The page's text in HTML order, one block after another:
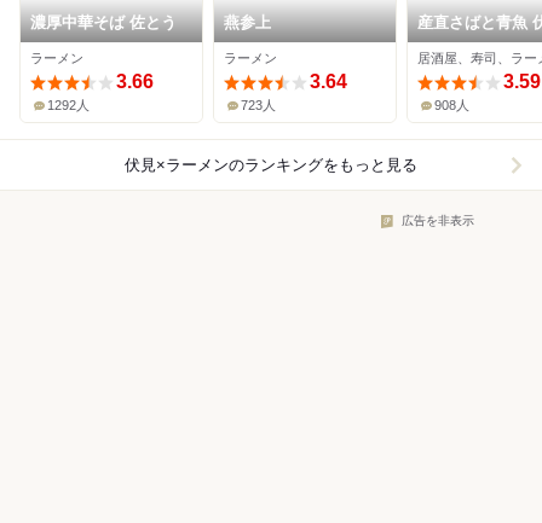
濃厚中華そば 佐とう
ラーメン
3.66
1292人
燕参上
ラーメン
3.64
723人
産直さばと青魚
あおい
居酒屋、寿司、ラー
3.59
908人
伏見×ラーメンのランキングをもっと見る
広告を非表示